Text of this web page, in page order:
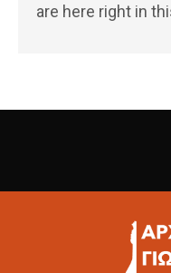
are here right in